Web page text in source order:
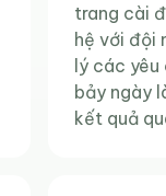
trang cài
hệ với đội
lý các yêu
bảy ngày
kết quả